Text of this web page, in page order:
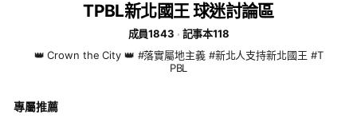
TPBL新北國王 球迷討論區
成員1843
記事本118
👑 Crown the City 👑 #落實屬地主義 #新北人支持新北國王 #T
PBL
專屬推薦